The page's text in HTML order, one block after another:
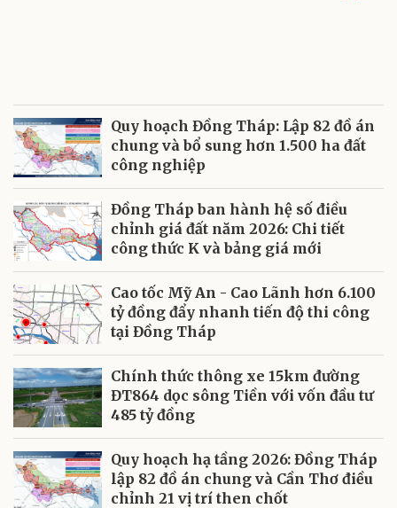
Quy hoạch Đồng Tháp: Lập 82 đồ án
chung và bổ sung hơn 1.500 ha đất
công nghiệp
Đồng Tháp ban hành hệ số điều
chỉnh giá đất năm 2026: Chi tiết
công thức K và bảng giá mới
Cao tốc Mỹ An - Cao Lãnh hơn 6.100
tỷ đồng đẩy nhanh tiến độ thi công
tại Đồng Tháp
Chính thức thông xe 15km đường
ĐT864 dọc sông Tiền với vốn đầu tư
485 tỷ đồng
Quy hoạch hạ tầng 2026: Đồng Tháp
lập 82 đồ án chung và Cần Thơ điều
chỉnh 21 vị trí then chốt